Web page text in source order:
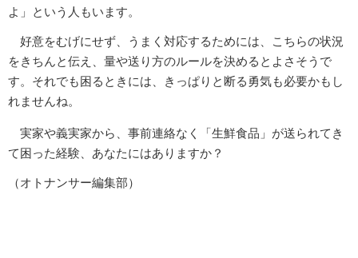
よ」という人もいます。
好意をむげにせず、うまく対応するためには、こちらの状況
をきちんと伝え、量や送り方のルールを決めるとよさそうで
す。それでも困るときには、きっぱりと断る勇気も必要かもし
れませんね。
実家や義実家から、事前連絡なく「生鮮食品」が送られてき
て困った経験、あなたにはありますか？
（オトナンサー編集部）